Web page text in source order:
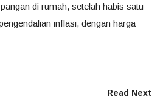
di rumah, setelah habis satu
inflasi, dengan harga
Read Next